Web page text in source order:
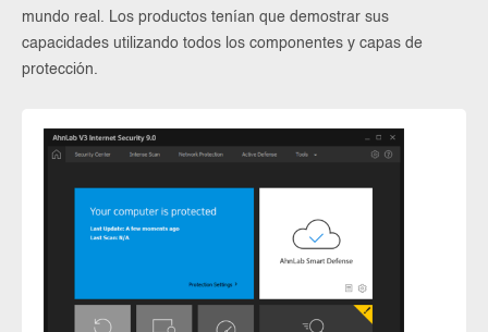
mundo real. Los productos tenían que demostrar sus
capacidades utilizando todos los componentes y capas de
protección.